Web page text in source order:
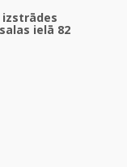
ielā 82